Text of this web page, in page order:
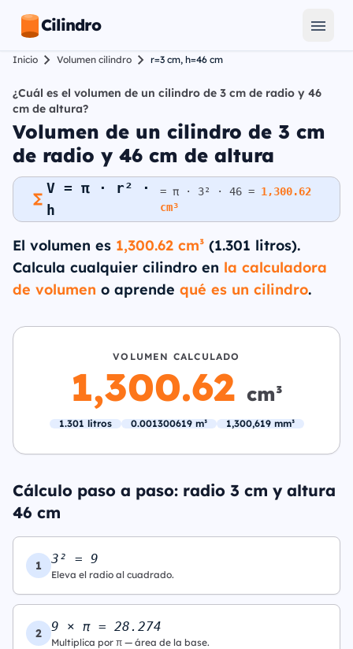
Cilindro
Inicio Volumen cilindro r=3 cm, h=46 cm
¿Cuál es el volumen de un cilindro de 3 cm de radio y 46
cm de altura?
Volumen de un cilindro de 3 cm
de radio y 46 cm de altura
V = π · r² ·
h
= π · 3² · 46 = 1,300.62
cm³
El volumen es 1,300.62 cm³ (1.301 litros).
Calcula cualquier cilindro en la calculadora
de volumen o aprende qué es un cilindro.
VOLUMEN CALCULADO
1,300.62 cm³
1.301 litros 0.001300619 m³ 1,300,619 mm³
Cálculo paso a paso: radio 3 cm y altura
46 cm
1 3² = 9
Eleva el radio al cuadrado.
2 9 × π = 28.274
Multiplica por π — área de la base.